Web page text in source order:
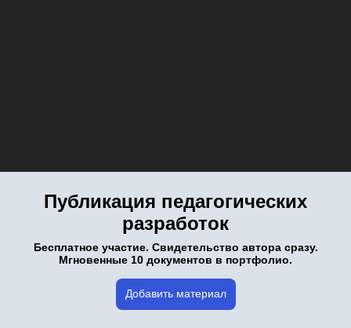
Публикация педагогических
разработок
Бесплатное участие. Свидетельство автора сразу.
Мгновенные 10 документов в портфолио.
Добавить материал